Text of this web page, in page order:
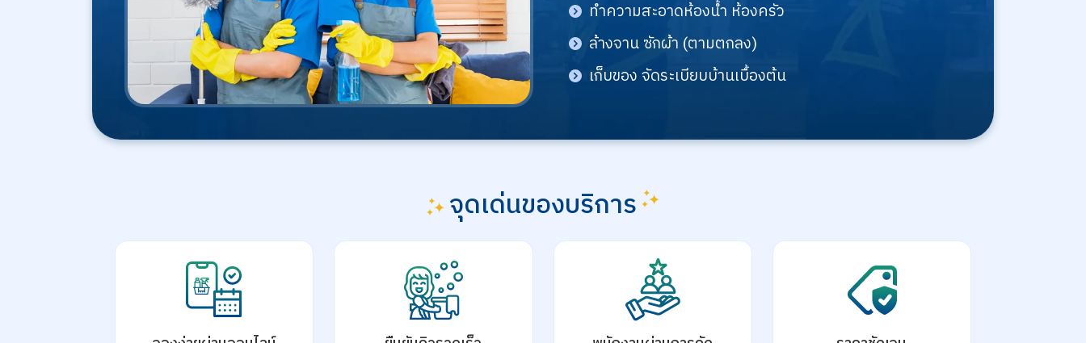
ทำความสะอาดห้องน้ำ ห้องครัว
ล้างจาน ซักผ้า (ตามตกลง)
เก็บของ จัดระเบียบบ้านเบื้องต้น
จุดเด่นของบริการ